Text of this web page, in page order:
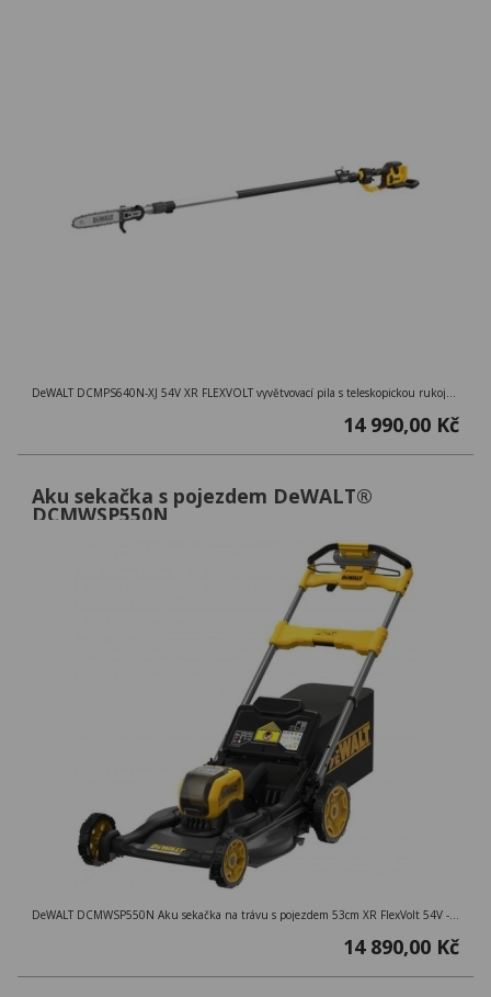
DeWALT DCMPS640N-XJ 54V XR FLEXVOLT vyvětvovací pila s teleskopickou rukojetí (bez baterie)
14 990,00 Kč
Aku sekačka s pojezdem DeWALT®
DCMWSP550N
DeWALT DCMWSP550N Aku sekačka na trávu s pojezdem 53cm XR FlexVolt 54V - bez baterie a nabíječky
14 890,00 Kč